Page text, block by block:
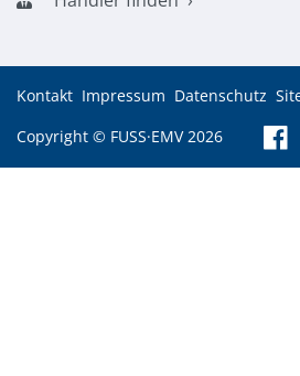
Copyright © FUSS·EMV 2026
Kontakt Impressum Datenschutz